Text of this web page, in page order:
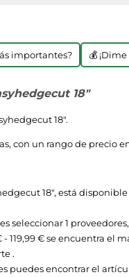
importantes? 💰
18"
18".
con un rango de precio
18", está
seleccionar 1
- 119,99 €se encuentra el
.
puedes encontrar el